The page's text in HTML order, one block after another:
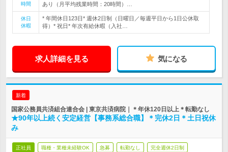
時間
あり（月平均残業時間：20時間）…
休日
休暇
* 年間休日123日* 週休2日制（日曜日／毎週平日から1日公休取
得）* 祝日* 年次有給休暇（入社…
求人詳細を見る 気になる
新着
国家公務員共済組合連合会 | 東京共済病院｜＊年休120日以上＊転勤なし
★90年以上続く安定経営【事務系総合職】＊完休2日＊土日祝休
み
正社員 職種・業種未経験OK 急募 転勤なし 完全週休2日制